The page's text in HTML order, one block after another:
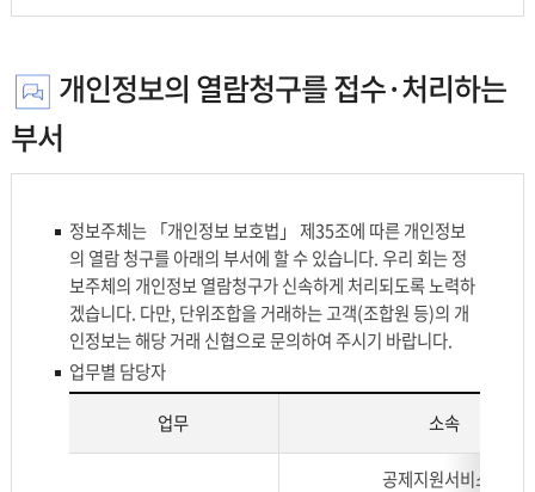
속.
책,
성
번
호,
비
고
로
나
누
표
담
당
전
번
호,
팩
스
번
호,
비
로
개인정보의 열람청구를 접수·처리하는
부서
정보주체는 「개인정보 보호법」 제35조에 따른 개인정보
의 열람 청구를 아래의 부서에 할 수 있습니다. 우리 회는 정
보주체의 개인정보 열람청구가 신속하게 처리되도록 노력하
겠습니다. 다만, 단위조합을 거래하는 고객(조합원 등)의 개
인정보는 해당 거래 신협으로 문의하여 주시기 바랍니다.
업무별 담당자
업무 소속
공제지원서비스팀